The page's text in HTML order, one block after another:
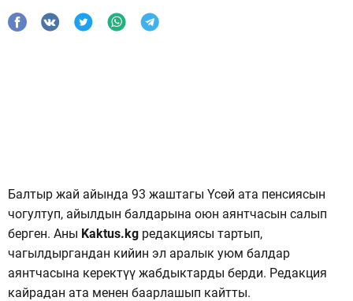
Балтыр жай айында 93 жаштагы Үсөй ата пенсиясын
чогултуп, айылдын балдарына оюн аянтчасын салып
берген. Аны Kaktus.kg редакциясы тартып,
чагылдыргандан кийин эл аралык уюм балдар
аянтчасына керектүү жабдыктарды берди. Редакция
кайрадан ата менен баарлашып кайтты.